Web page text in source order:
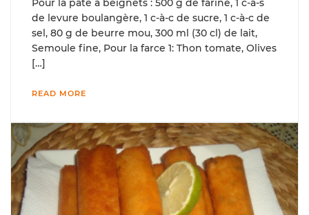
de levure boulangère, 1 c-à-c de sucre, 1 c-à-c de
sel, 80 g de beurre mou, 300 ml (30 cl) de lait,
Semoule fine, Pour la farce 1: Thon tomate, Olives
[…]
READ MORE